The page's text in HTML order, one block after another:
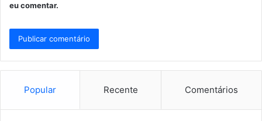
eu comentar.
Popular Recente Comentários